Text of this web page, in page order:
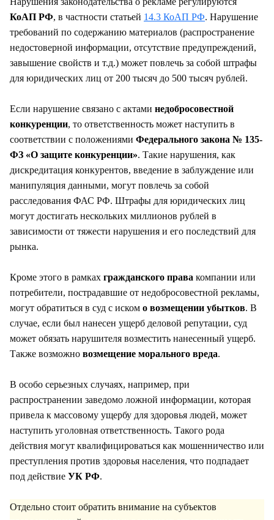
КоАП РФ, в частности статьей 14.3 КоАП РФ. Нарушение
требований по содержанию материалов (распространение
недостоверной информации, отсутствие предупреждений,
завышение свойств и т.д.) может повлечь за собой штрафы
для юридических лиц от 200 тысяч до 500 тысяч рублей.
Если нарушение связано с актами недобросовестной
конкуренции, то ответственность может наступить в
соответствии с положениями Федерального закона № 135-
ФЗ «О защите конкуренции». Такие нарушения, как
дискредитация конкурентов, введение в заблуждение или
манипуляция данными, могут повлечь за собой
расследования ФАС РФ. Штрафы для юридических лиц
могут достигать нескольких миллионов рублей в
зависимости от тяжести нарушения и его последствий для
рынка.
Кроме этого в рамках гражданского права компании или
потребители, пострадавшие от недобросовестной рекламы,
могут обратиться в суд с иском о возмещении убытков. В
случае, если был нанесен ущерб деловой репутации, суд
может обязать нарушителя возместить нанесенный ущерб.
Также возможно возмещение морального вреда.
В особо серьезных случаях, например, при
распространении заведомо ложной информации, которая
привела к массовому ущербу для здоровья людей, может
наступить уголовная ответственность. Такого рода
действия могут квалифицироваться как мошенничество или
преступления против здоровья населения, что подпадает
под действие УК РФ.
Отдельно стоит обратить внимание на субъектов